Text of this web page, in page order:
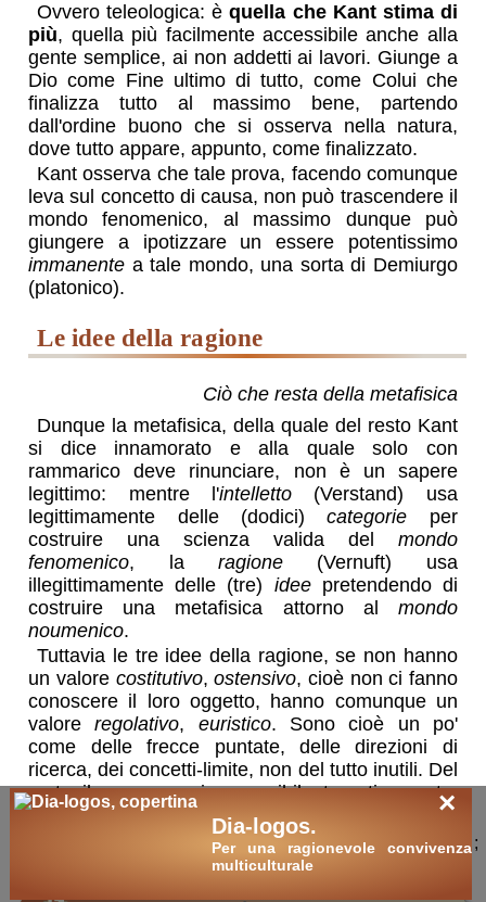
Ovvero teleologica: èquella che Kant stima di
più, quella più facilmente accessibile anche alla
gente semplice, ai non addetti ai lavori. Giunge a
Dio come Fine ultimo di tutto, come Colui che
finalizza tutto al massimo bene, partendo
dall'ordine buono che si osserva nella natura,
dove tutto appare, appunto, come finalizzato.
Kant osserva che tale prova, facendo comunque
leva sul concetto di causa, non può trascendere il
mondo fenomenico, al massimo dunque può
giungere a ipotizzare un essere potentissimo
immanente a tale mondo, una sorta di Demiurgo
(platonico).
le idee della ragione
Ciò che resta della metafisica
Dunque la metafisica, della quale del resto Kant
si dice innamorato e alla quale solo con
rammarico deve rinunciare, non è un sapere
legittimo: mentre l'intelletto (Verstand) usa
legittimamente delle (dodici)categorie per
costruire una scienza valida del mondo
fenomenico, la ragione (Vernuft) usa
illegittimamente delle (tre) ideepretendendo di
costruire una metafisica attorno al mondo
noumenico.
Tuttavia le tre idee della ragione, se non hanno
un valore costitutivo,ostensivo, cioè non ci fanno
conoscere il loro oggetto, hanno comunque un
valoreregolativo, euristico. Sono cioè un po'
come delle frecce puntate, delle direzioni di
ricerca, dei concetti-limite, non del tutto inutili. Del
resto il noumeno, inconoscibile teoreticamente,
verrà in qualche modo recuperato, perché
presupposto, dal punto di vista etico-pratico e
intravvisto in ambito estetico.
×
Dia-logos.
Per una ragionevole convivenza
multiculturale
;